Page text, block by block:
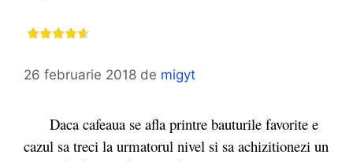
26 februarie 2018 de migyt
Daca cafeaua se afla printre bauturile favorite e
cazul sa treci la urmatorul nivel si sa achizitionezi un